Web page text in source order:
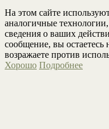
На этом сайте
аналогичные
сведения о ваших
сообщение, вы остаетесь
возражаете против
Хорошо Подробнее